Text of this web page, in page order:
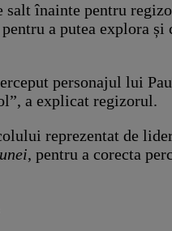
salt înainte pentru
a putea explora și
personajul lui
a explicat regizorul.
reprezentat de
, pentru a corecta